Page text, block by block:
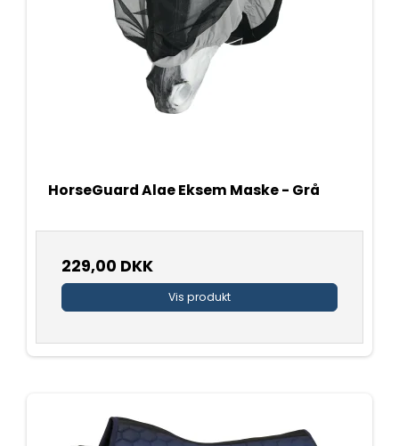
HorseGuard Alae Eksem Maske - Grå
229,00 DKK
Vis produkt